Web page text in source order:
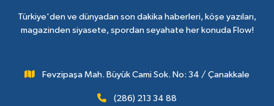
Türkiye'den ve dünyadan son dakika haberleri, köşe yazıları,
magazinden siyasete, spordan seyahate her konuda Flow!
Fevzipaşa Mah. Büyük Cami Sok. No: 34 / Çanakkale
(286) 213 34 88